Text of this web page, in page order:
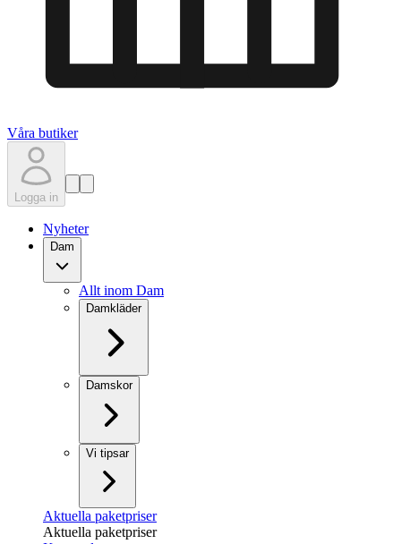
Våra butiker
Logga in
Nyheter
Dam
Allt inom Dam
Damkläder
Damskor
Vi tipsar
Aktuella paketpriser
Aktuella paketpriser